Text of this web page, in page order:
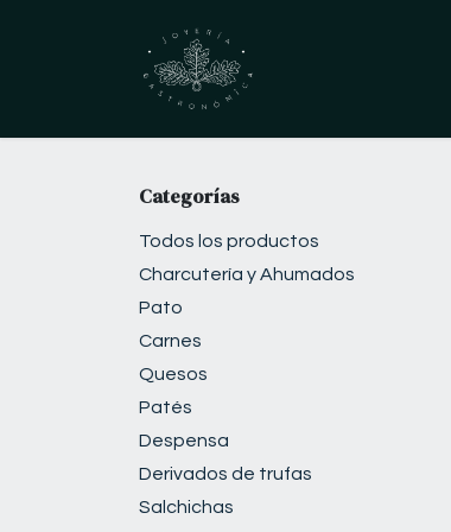
Categorías
Todos los productos
Charcutería y Ahumados
Pato
Carnes
Quesos
Patés
Despensa
Derivados de trufas
Salchichas